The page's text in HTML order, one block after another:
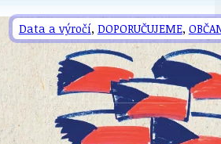
Data a výročí, DOPORUČUJEME,